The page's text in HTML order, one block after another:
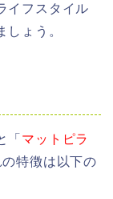
イフスタイル
ょう。
「 マットピラ
特徴は以下の